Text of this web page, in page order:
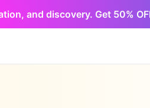
and discovery. Get 50%